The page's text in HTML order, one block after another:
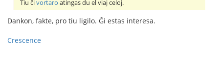
Tiu ĉivortaro atingas du el viaj celoj.
Dankon, fakte, pro tiu ligilo. Ĝi estas interesa.
Crescence